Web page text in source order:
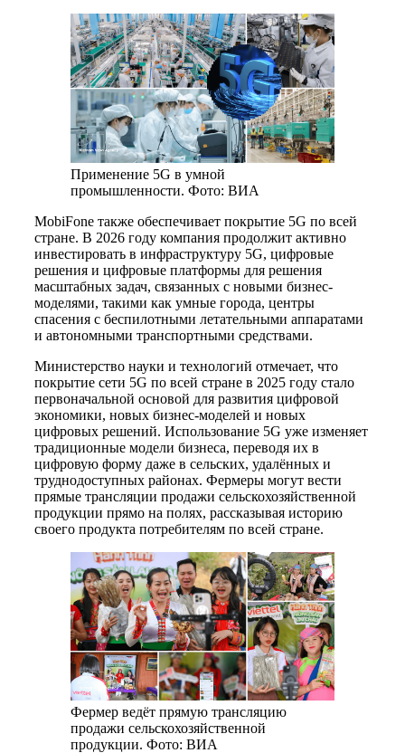
Применение 5G в умной
промышленности. Фото: ВИА
MobiFone также обеспечивает покрытие 5G по всей
стране. В 2026 году компания продолжит активно
инвестировать в инфраструктуру 5G, цифровые
решения и цифровые платформы для решения
масштабных задач, связанных с новыми бизнес-
моделями, такими как умные города, центры
спасения с беспилотными летательными аппаратами
и автономными транспортными средствами.
Министерство науки и технологий отмечает, что
покрытие сети 5G по всей стране в 2025 году стало
первоначальной основой для развития цифровой
экономики, новых бизнес-моделей и новых
цифровых решений. Использование 5G уже изменяет
традиционные модели бизнеса, переводя их в
цифровую форму даже в сельских, удалённых и
труднодоступных районах. Фермеры могут вести
прямые трансляции продажи сельскохозяйственной
продукции прямо на полях, рассказывая историю
своего продукта потребителям по всей стране.
Фермер ведёт прямую трансляцию
продажи сельскохозяйственной
продукции. Фото: ВИА